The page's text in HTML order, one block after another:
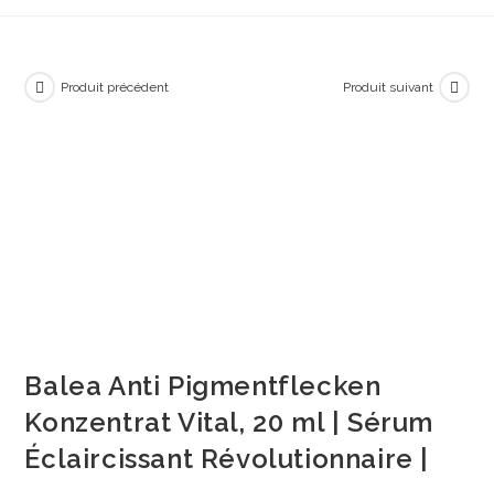
Produit précédent Produit suivant
Balea Anti Pigmentflecken
Konzentrat Vital, 20 ml | Sérum
Éclaircissant Révolutionnaire |